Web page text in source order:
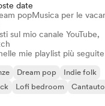
date
popMusica per le
sul mio canale YouTube,
mie playlist più seguite
Dream pop
Indie folk
Lofi bedroom